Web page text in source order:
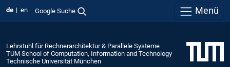
de en Google Suche Menü
Lehrstuhl für Rechnerarchitektur & Parallele Systeme
TUM School of Computation, Information and Technology
Technische Universität München